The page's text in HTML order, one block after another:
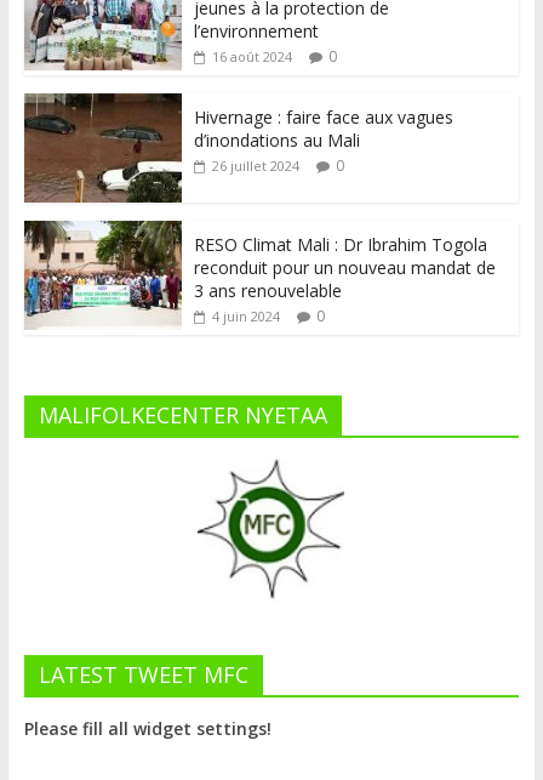
jeunes à la protection de
l’environnement
16 août 2024 0
Hivernage : faire face aux vagues
d’inondations au Mali
26 juillet 2024 0
RESO Climat Mali : Dr Ibrahim Togola
reconduit pour un nouveau mandat de
3 ans renouvelable
4 juin 2024 0
MALIFOLKECENTER NYETAA
LATEST TWEET MFC
Please fill all widget settings!